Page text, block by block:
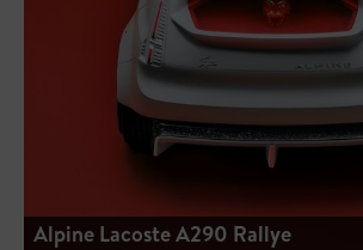
Alpine Lacoste A290 Rallye